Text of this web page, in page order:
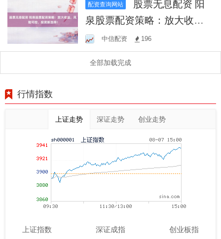
配资查询网站
泉股票配资策略：放大收
益，风险可控，投资新选
择！
中信配资 196
全部加载完成
行情指数
上证走势 深证走势 创业走势
上证指数 深证成指 创业板指